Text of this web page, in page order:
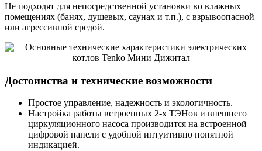
Не подходят для непосредственной установки во влажных
помещениях (банях, душевых, саунах и т.п.), с взрывоопасной
или агрессивной средой.
Достоинства и технические возможности
Простое управление, надежность и экологичность.
Настройка работы встроенных 2-х ТЭНов и внешнего
циркуляционного насоса производится на встроенной
цифровой панели с удобной интуитивно понятной
индикацией.